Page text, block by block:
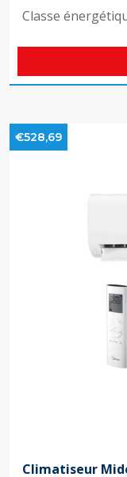
Classe
€528,69
Climatiseur